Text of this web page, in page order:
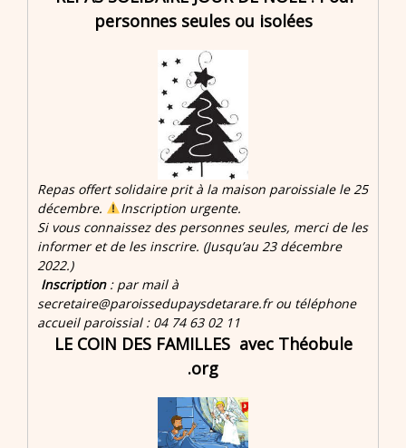
personnes seules ou isolées
Repas offert solidaire prit à la maison paroissiale le 25
décembre.
Inscription urgente.
Si vous connaissez des personnes seules, merci de les
informer et de les inscrire. (Jusqu’au 23 décembre
2022.)
Inscription : par mail à
secretaire@paroissedupaysdetarare.fr ou téléphone
accueil paroissial : 04 74 63 02 11
LE COIN DES FAMILLES avec Théobule
.org